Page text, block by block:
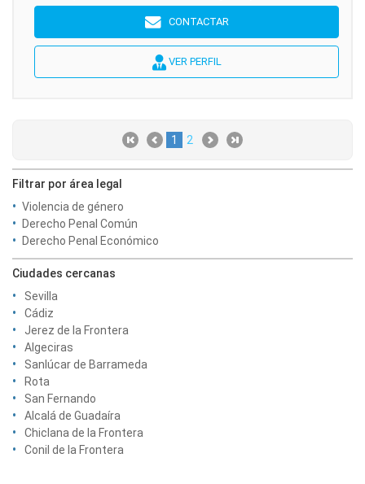
CONTACTAR
VER PERFIL
1 2
Filtrar por área legal
Violencia de género
Derecho Penal Común
Derecho Penal Económico
Ciudades cercanas
Sevilla
Cádiz
Jerez de la Frontera
Algeciras
Sanlúcar de Barrameda
Rota
San Fernando
Alcalá de Guadaíra
Chiclana de la Frontera
Conil de la Frontera